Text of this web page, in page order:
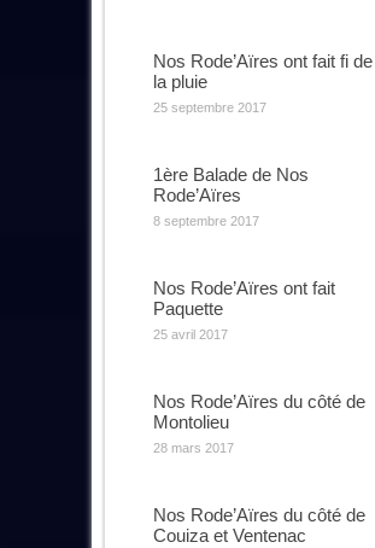
Nos Rode’Aïres ont fait fi de
la pluie
25 septembre 2017
1ère Balade de Nos
Rode’Aïres
8 septembre 2017
Nos Rode’Aïres ont fait
Paquette
25 avril 2017
Nos Rode’Aïres du côté de
Montolieu
28 mars 2017
Nos Rode’Aïres du côté de
Couiza et Ventenac